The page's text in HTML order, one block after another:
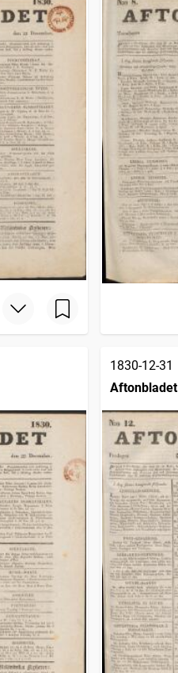
1830-12-31
Aftonbladet